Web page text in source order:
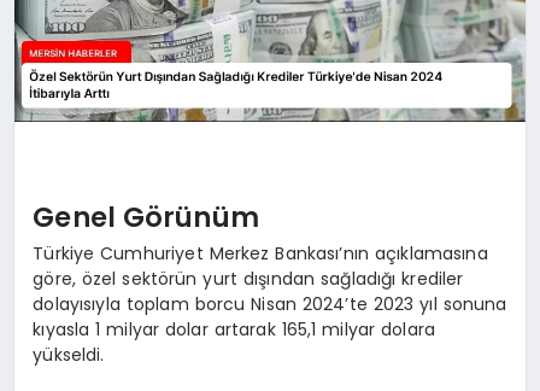
Genel Görünüm
Türkiye Cumhuriyet Merkez Bankası’nın açıklamasına
göre, özel sektörün yurt dışından sağladığı krediler
dolayısıyla toplam borcu Nisan 2024’te 2023 yıl sonuna
kıyasla 1 milyar dolar artarak 165,1 milyar dolara
yükseldi.